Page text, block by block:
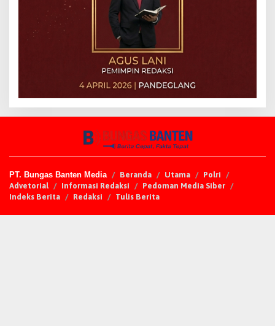
PT. Bungas Banten Media Beranda Utama
Polri
Advetorial
Informasi Redaksi
Pedoman Media Siber
Indeks Berita
Redaksi Tulis Berita